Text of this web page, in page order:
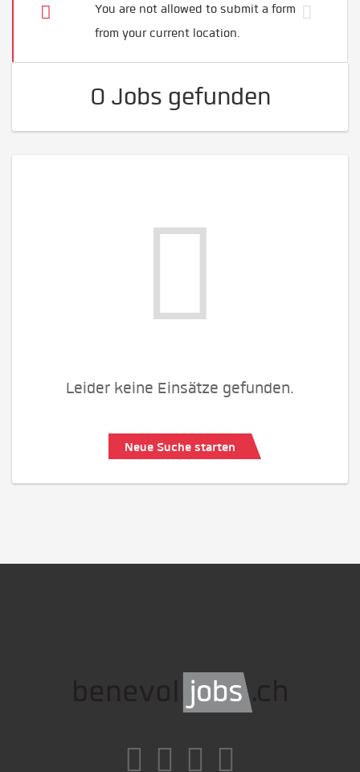
You are not allowed to submit a form
from your current location.
0 Jobs gefunden
Leider keine Einsätze gefunden.
Neue Suche starten